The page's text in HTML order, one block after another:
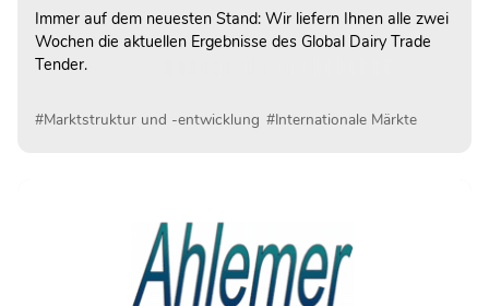
Immer auf dem neuesten Stand: Wir liefern Ihnen alle zwei
Wochen die aktuellen Ergebnisse des Global Dairy Trade
Tender.
#Marktstruktur und -entwicklung #Internationale Märkte